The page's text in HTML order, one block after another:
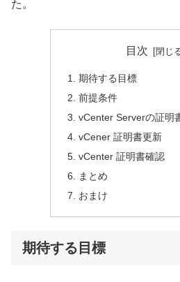
た。
目次
期待する目標
前提条件
vCenter Serverの証明
vCener 証明書更新
vCenter 証明書確認
まとめ
おまけ
期待する目標